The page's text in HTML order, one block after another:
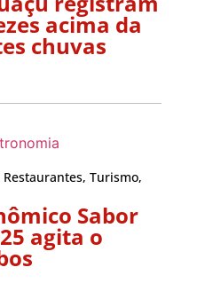
acima da
chuvas
Restaurantes, Turismo,
Sabor
agita o